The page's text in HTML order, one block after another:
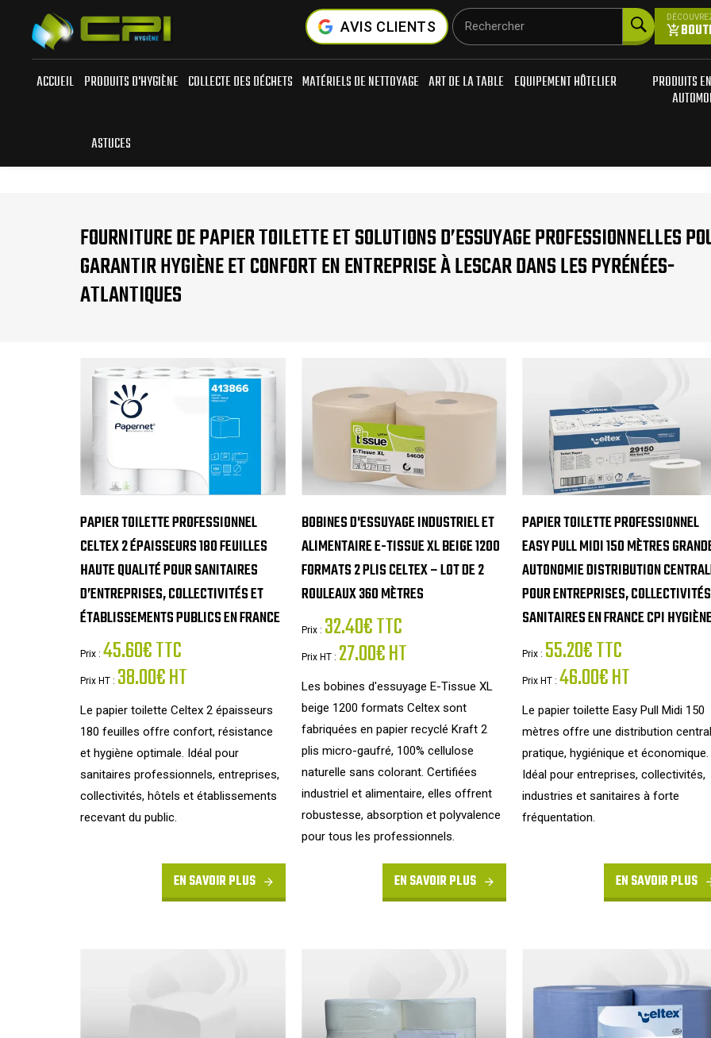
AVIS CLIENTS Rechercher add_shopping_cart
ACCUEIL PRODUITS D'HYGIÈNE COLLECTE DES DÉCHETS MATÉRIELS DE NETTOYAGE ART DE LA TABLE EQUIPEMENT HÔTELIER PRODUITS
ASTUCES
FOURNITURE DE PAPIER TOILETTE ET SOLUTIONS D’ESSUYAGE PROFESSIONNELLES
GARANTIR HYGIÈNE ET CONFORT EN ENTREPRISE À LESCAR DANS LES PYRÉNÉES-
ATLANTIQUES
PAPIER TOILETTE PROFESSIONNEL
CELTEX 2 ÉPAISSEURS 180 FEUILLES
HAUTE QUALITÉ POUR SANITAIRES
D’ENTREPRISES, COLLECTIVITÉS ET
ÉTABLISSEMENTS PUBLICS EN FRANCE
Prix : 45.60€ TTC
Prix HT : 38.00€ HT
Le papier toilette Celtex 2 épaisseurs
180 feuilles offre confort, résistance
et hygiène optimale. Idéal pour
sanitaires professionnels, entreprises,
collectivités, hôtels et établissements
recevant du public.
EN SAVOIR PLUS
BOBINES D'ESSUYAGE INDUSTRIEL ET
ALIMENTAIRE E-TISSUE XL BEIGE 1200
FORMATS 2 PLIS CELTEX – LOT DE 2
ROULEAUX 360 MÈTRES
Prix : 32.40€ TTC
Prix HT : 27.00€ HT
Les bobines d'essuyage E-Tissue XL
beige 1200 formats Celtex sont
fabriquées en papier recyclé Kraft 2
plis micro-gaufré, 100% cellulose
naturelle sans colorant. Certifiées
industriel et alimentaire, elles offrent
robustesse, absorption et polyvalence
pour tous les professionnels.
EN SAVOIR PLUS
PAPIER TOILETTE PROFESSIONNEL
EASY PULL MIDI 150 MÈTRES
AUTONOMIE DISTRIBUTION
POUR ENTREPRISES,
SANITAIRES EN FRANCE CPI
Prix : 55.20€ TTC
Prix HT :46.00€ HT
Le papier toilette Easy Pull Midi 150
mètres offre une distribution
pratique, hygiénique et économique.
Idéal pour entreprises, collectivités,
industries et sanitaires à forte
fréquentation.
EN SAVOIR PLUS